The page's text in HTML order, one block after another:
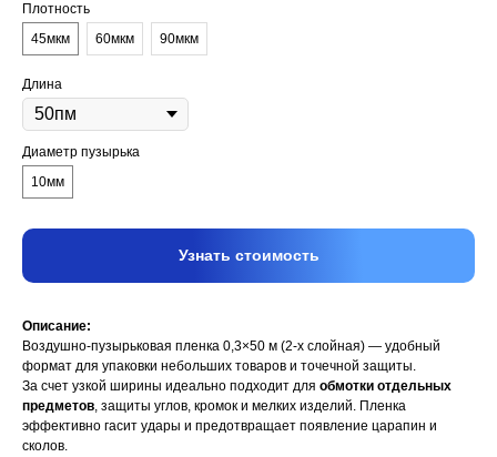
Плотность
45мкм
60мкм 90мкм
Длина
Диаметр пузырька
10мм
Узнать стоимость
Описание:
Воздушно-пузырьковая пленка 0,3×50 м (2-х слойная) — удобный
формат для упаковки небольших товаров и точечной защиты.
За счет узкой ширины идеально подходит для обмотки отдельных
предметов, защиты углов, кромок и мелких изделий. Пленка
эффективно гасит удары и предотвращает появление царапин и
сколов.